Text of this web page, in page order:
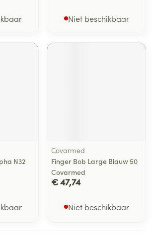
Niet beschikbaar
N32
Covarmed
Finger Bob Large Blauw 50
Covarmed
€ 47,74
Niet beschikbaar